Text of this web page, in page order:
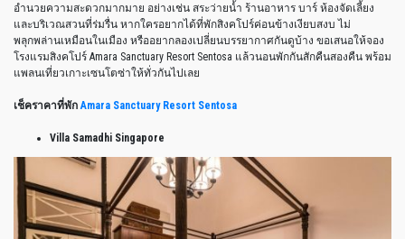
อำนวยความสะดวกมากมาย อย่างเช่น สระว่ายน้ำ ร้านอาหาร บาร์ ห้องจัดเลี้ยง
และบริเวณสวนที่ร่มรื่น หากใครอยากได้ที่พักสิงคโปร์ค่อนข้างเงียบสงบ ไม่
พลุกพล่านเหมือนในเมือง หรืออยากลองเปลี่ยนบรรยากาศกันดูบ้าง ขอเสนอให้จอง
โรงแรมสิงคโปร์ Amara Sanctuary Resort Sentosa แล้วนอนพักกันสักคืนสองคืน พร้อม
แพลนเที่ยวเกาะเซนโตซ่าให้ทั่วกันไปเลย
เช็คราคาที่พัก Amara Sanctuary Resort Sentosa
Villa Samadhi Singapore